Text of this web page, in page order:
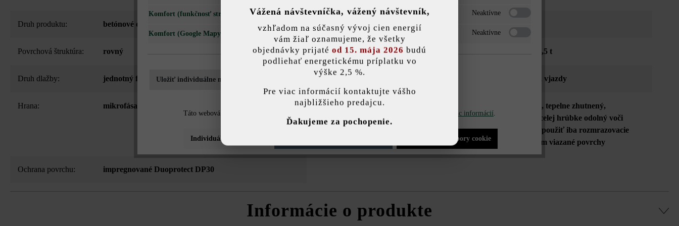
Druh produktu: betónové dlažby Farba:
Povrchová štruktúra: rovný Zaťažiteľnosť: pojazdná osobnými autami do 3,5 t
Druh dlažby: jednotný formát , vjazdy
Hrana: mikrofása Kritériá kvality: , tepelne zhutnený,
zvýšená odolnosť voči oderu
, v celej hrúbke odolný voči
mrazu a posypovej soli - možno použiť iba rozmrazovacie
prostriedky vhodné na cementom viazané povrchy
Ochrana povrchu: impregnované Duoprotect DP30
Informácie o produkte
Komfort (funkčnosť stránky) Neaktívne
Komfort (Google Mapy) Neaktívne
Uložiť individuálne nastavenie
Táto webová stránka používa súbory cookie, aby vám ponúkla najlepšiu možnú funkčnosť... Viac informácií.
Individuálne nastavenia Povoliť všetky súbory cookie
Vážená návštevníčka, vážený návštevník,
vzhľadom na súčasný vývoj cien energií
vám žiaľ oznamujeme, že všetky
objednávky prijaté od 15. mája 2026 budú
podliehať energetickému príplatku vo
výške 2,5 %.
Pre viac informácií kontaktujte vášho
najbližšieho predajcu.
Ďakujeme za pochopenie.